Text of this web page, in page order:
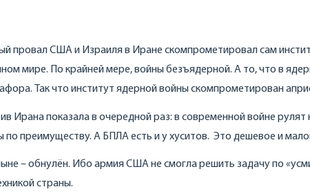
провал США и Израиля в Иране скомпрометировал сам
мире. По крайней мере, войны безъядерной. А то, что в
Так что институт ядерной войны скомпрометирован
Ирана показала в очередной раз: в современной войне рулят
преимуществу. А БПЛА есть и у хуситов. Это дешевое и
– обнулён. Ибо армия США не смогла решить задачу по
страны.